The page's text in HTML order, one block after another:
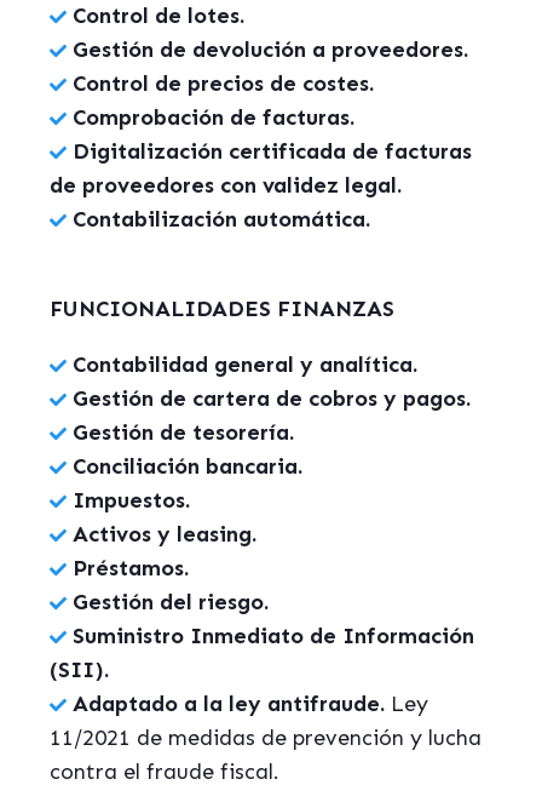
Control de lotes.
Gestión de devolución a proveedores.
Control de precios de costes.
Comprobación de facturas.
Digitalización certificada de facturas
de proveedores con validez legal.
Contabilización automática.
FUNCIONALIDADES FINANZAS
Contabilidad general y analítica.
Gestión de cartera de cobros y pagos.
Gestión de tesorería.
Conciliación bancaria.
Impuestos.
Activos y leasing.
Préstamos.
Gestión del riesgo.
Suministro Inmediato de Información
(SII).
Adaptado a la ley antifraude. Ley
11/2021 de medidas de prevención y lucha
contra el fraude fiscal.